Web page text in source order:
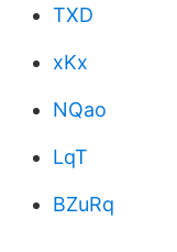
TXD
xKx
NQao
LqT
BZuRq